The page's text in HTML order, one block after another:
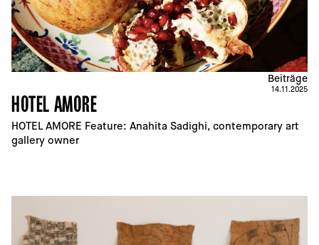
HOTEL AMORE
HOTEL AMORE Feature: Anahita Sadighi, contemporary art
gallery owner
Beiträge
14.11.2025